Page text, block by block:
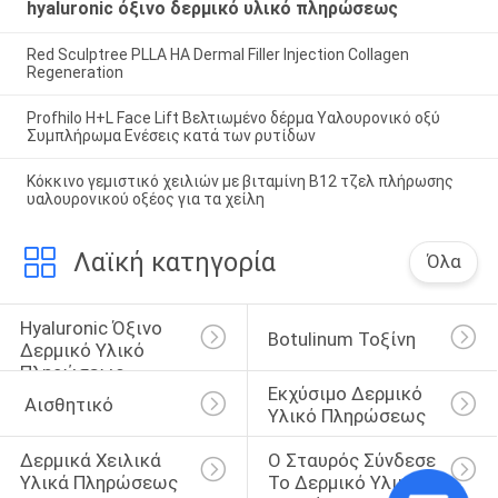
hyaluronic όξινο δερμικό υλικό πληρώσεως
Red Sculptree PLLA HA Dermal Filler Injection Collagen
Regeneration
Profhilo H+L Face Lift Βελτιωμένο δέρμα Υαλουρονικό οξύ
Συμπλήρωμα Ενέσεις κατά των ρυτίδων
Κόκκινο γεμιστικό χειλιών με βιταμίνη Β12 τζελ πλήρωσης
υαλουρονικού οξέος για τα χείλη
Λαϊκή κατηγορία Όλα
Hyaluronic Όξινο
Δερμικό Υλικό
Πληρώσεως
Botulinum Τοξίνη
Αισθητικό
Εκχύσιμο Δερμικό
Υλικό Πληρώσεως
Δερμικά Χειλικά
Υλικά Πληρώσεως
Ο Σταυρός Σύνδεσε
Το Δερμικό Υλικό